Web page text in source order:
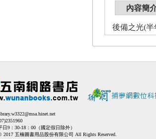
內容簡
後備之光(半
9：30-18：00（國定假日除外）
2017 五楠圖書用品股份有限公司 All Rights Reserved.